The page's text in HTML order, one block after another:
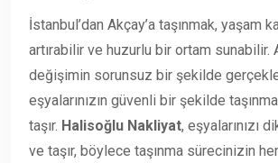
İstanbul’dan Akçay’a taşınmak, yaşam
artırabilir ve huzurlu bir ortam sunabilir.
değişimin sorunsuz bir şekilde
eşyalarınızın güvenli bir şekilde
taşır. Halisoğlu Nakliyat, eşyalarınızı
ve taşır, böylece taşınma sürecinizin